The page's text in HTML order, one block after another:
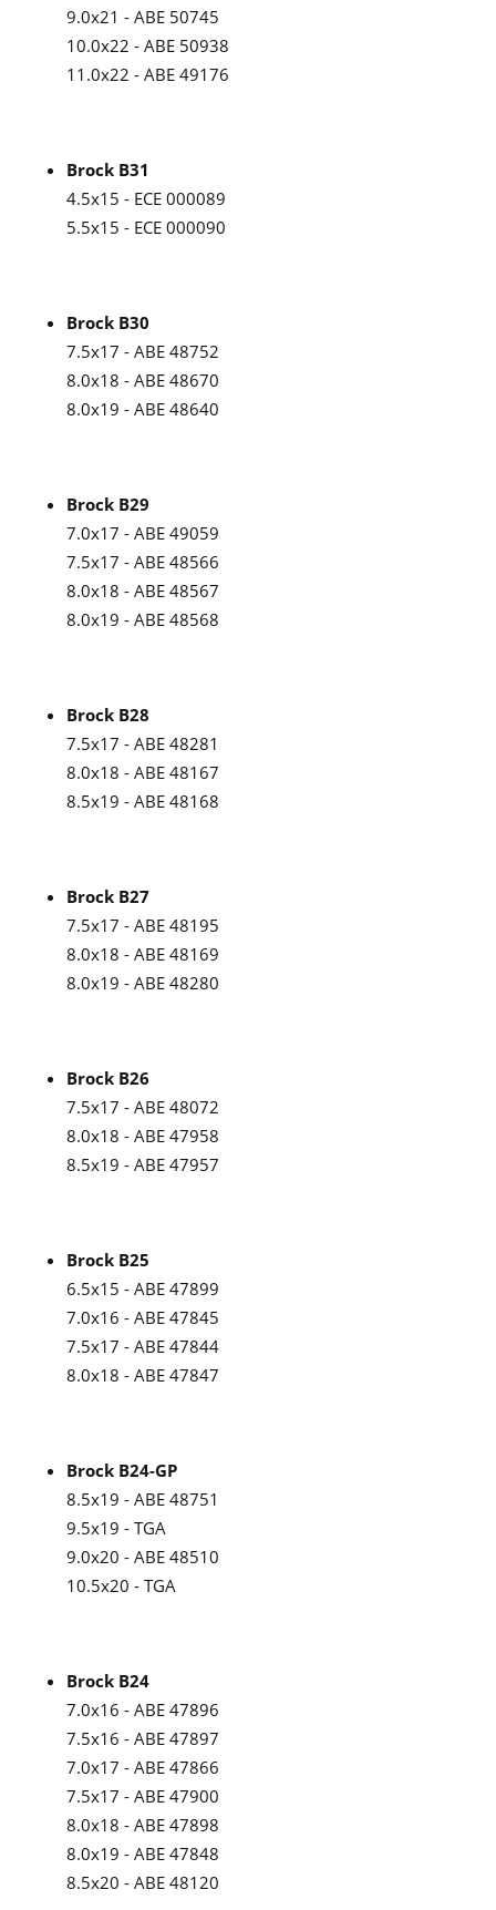
9.0x21 - ABE 50745
10.0x22 - ABE 50938
11.0x22 - ABE 49176
Brock B31
4.5x15 - ECE 000089
5.5x15 - ECE 000090
Brock B30
7.5x17 - ABE 48752
8.0x18 - ABE 48670
8.0x19 - ABE 48640
Brock B29
7.0x17 - ABE 49059
7.5x17 - ABE 48566
8.0x18 - ABE 48567
8.0x19 - ABE 48568
Brock B28
7.5x17 - ABE 48281
8.0x18 - ABE 48167
8.5x19 - ABE 48168
Brock B27
7.5x17 - ABE 48195
8.0x18 - ABE 48169
8.0x19 - ABE 48280
Brock B26
7.5x17 - ABE 48072
8.0x18 - ABE 47958
8.5x19 - ABE 47957
Brock B25
6.5x15 - ABE 47899
7.0x16 - ABE 47845
7.5x17 - ABE 47844
8.0x18 - ABE 47847
Brock B24-GP
8.5x19 - ABE 48751
9.5x19 - TGA
9.0x20 - ABE 48510
10.5x20 - TGA
Brock B24
7.0x16 - ABE 47896
7.5x16 - ABE 47897
7.0x17 - ABE 47866
7.5x17 - ABE 47900
8.0x18 - ABE 47898
8.0x19 - ABE 47848
8.5x20 - ABE 48120